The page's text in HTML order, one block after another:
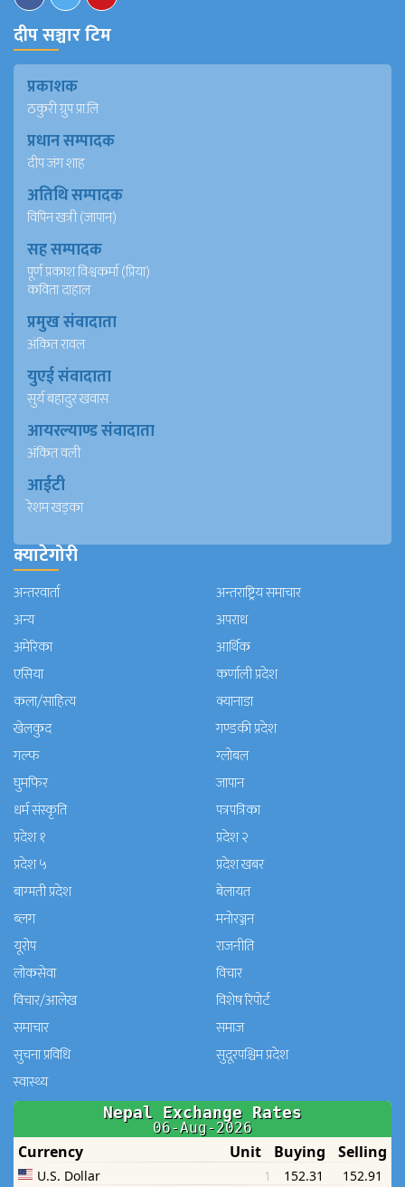
दीप सञ्चार टिम
प्रकाशक
ठकुरी ग्रुप प्रा.लि
प्रधान सम्पादक
दीप जंग शाह
अतिथि सम्पादक
विपिन खत्री (जापान)
सह सम्पादक
पूर्ण प्रकाश विश्वकर्मा (प्रिया)
कविता दाहाल
प्रमुख संवादाता
अंकित रावल
युएई संवादाता
सुर्य बहादुर खवास
आयरल्याण्ड संवादाता
अंकित वली
आईटी
रेशम खड्का
क्याटेगोरी
अन्तरवार्ता
अन्तराष्ट्रिय समाचार
अन्य
अपराध
अमेरिका
आर्थिक
एसिया
कर्णाली प्रदेश
कला/साहित्य
क्यानाडा
खेलकुद
गण्डकी प्रदेश
गल्फ
ग्लोबल
घुमफिर
जापान
धर्म संस्कृति
पत्रपत्रिका
प्रदेश १
प्रदेश २
प्रदेश ५
प्रदेश खबर
बाग्मती प्रदेश
बेलायत
ब्लग
मनाेरञ्जन
यूरोप
राजनीति
लोकसेवा
विचार
विचार/आलेख
विशेष रिपोर्ट
समाचार
समाज
सुचना प्रविधि
सुदूरपश्चिम प्रदेश
स्वास्थ्य